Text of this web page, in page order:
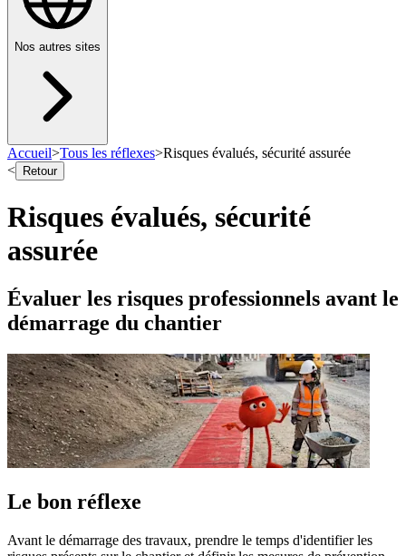
Nos autres sites
Accueil>Tous les réflexes>Risques évalués, sécurité assurée
<
Retour
Risques évalués, sécurité
assurée
Évaluer les risques professionnels avant le
démarrage du chantier
Le bon réflexe
Avant le démarrage des travaux, prendre le temps d'identifier les